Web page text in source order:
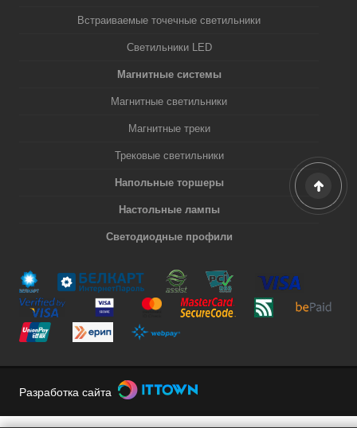
Встраиваемые точечные светильники
Светильники LED
Магнитные системы
Магнитные светильники
Магнитные треки
Трековые светильники
Напольные торшеры
Настольные лампы
Светодиодные профили
Разработка сайта